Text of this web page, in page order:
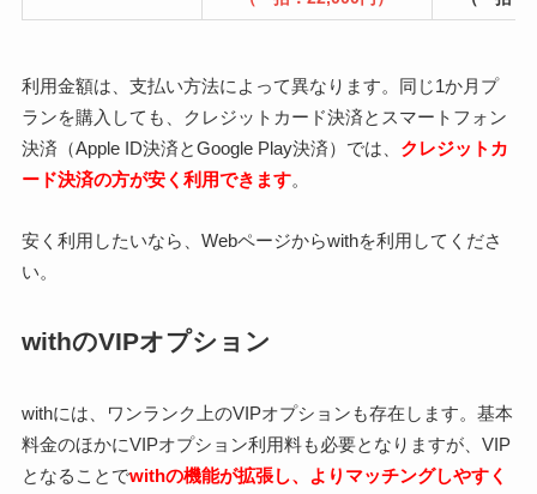
利用金額は、支払い方法によって異なります。同じ1か月プ
ランを購入しても、クレジットカード決済とスマートフォン
決済（Apple ID決済とGoogle Play決済）では、 クレジットカ
ード決済の方が安く利用できます。
安く利用したいなら、Webページからwithを利用してくださ
い。
withのVIPオプション
withには、ワンランク上のVIPオプションも存在します。基本
料金のほかにVIPオプション利用料も必要となりますが、VIP
となることでwithの機能が拡張し、よりマッチングしやすく